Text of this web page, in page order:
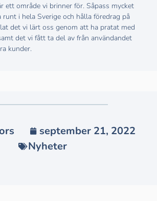
ett område vi brinner för. Såpass mycket
runt i hela Sverige och hålla föredrag på
det vi lärt oss genom att ha pratat med
det vi fått ta del av från användandet
kunder.
september 21, 2022
Nyheter